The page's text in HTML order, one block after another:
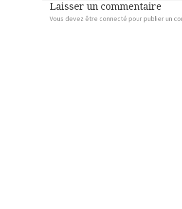
Laisser un commentaire
Vous devez être connecté pour publier un